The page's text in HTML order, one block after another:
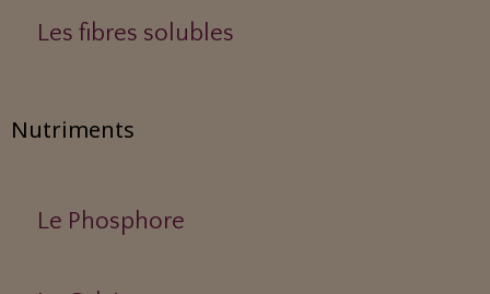
Les fibres solubles
Nutriments
Le Phosphore